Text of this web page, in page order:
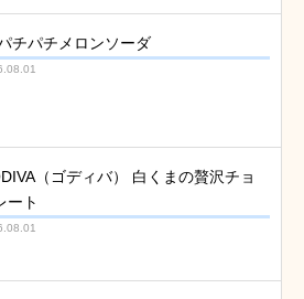
チパチメロンソーダ
（ゴディバ） 白くまの贅沢チョ
ート